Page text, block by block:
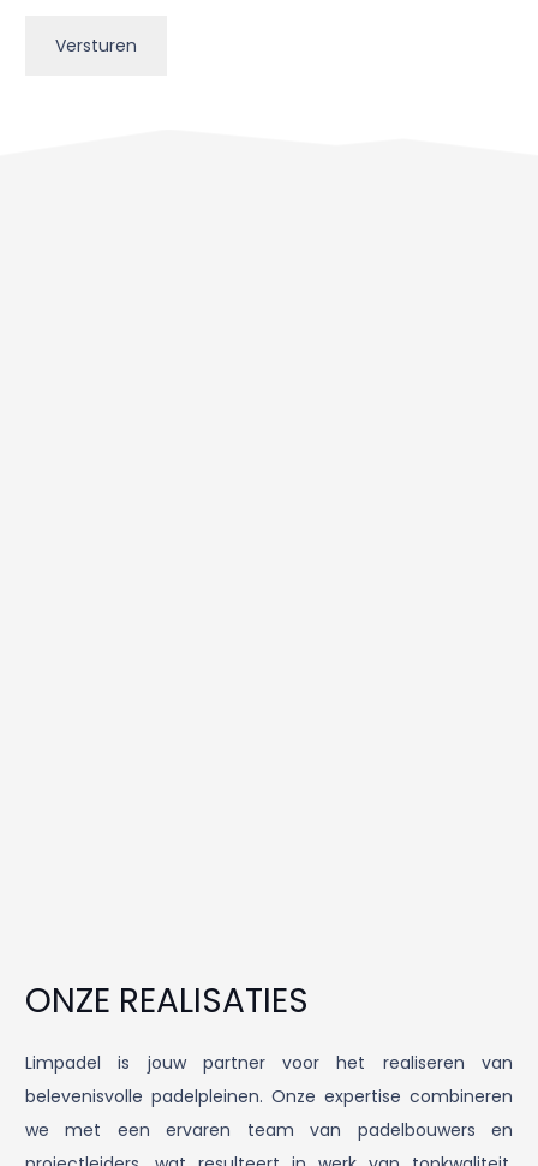
ONZE REALISATIES
Limpadel is jouw partner voor het realiseren van
belevenisvolle padelpleinen. Onze expertise combineren
we met een ervaren team van padelbouwers en